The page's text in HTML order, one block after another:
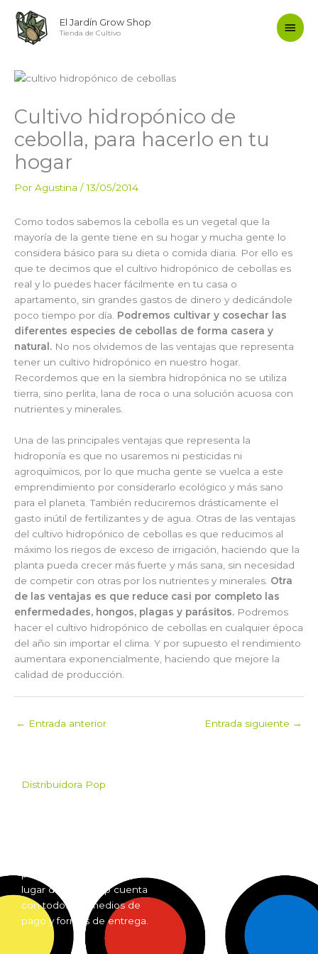
contenido
El Jardín Grow Shop
Tienda de Cultivo
Cultivo hidropónico de
cebolla, para hacerlo en tu
hogar
Por Agustina /13/05/2014
Como todos sabemos la cebolla es un vegetal que la
mayoría de la gente tiene en su hogar y mucha gente lo
considera básico para su dieta o comida diaria. Por ello es
que te decimos que el cultivo hidropónico de cebollas es
real y lo puedes hacer fácilmente en tu casa o
apartamento, sin grandes gastos de dinero y dedicándole
poco tiempo por día. Podremos cultivar y cosechar las
diferentes especies de cebollas de forma casera y
natural. No nos olvidemos de las ventajas que representa
tener un cultivo hidropónico en nuestro hogar.
Recordemos que en la siembra hidropónica no se utiliza
tierra, sino perlita, lana de roca o una solución acuosa con
nutrientes y minerales.
Una de las principales ventajas que representa la
hidroponía es que no usaremos ni pesticidas ni
agroquímicos, por lo que mucha gente se vuelca a este
emprendimiento por considerarlo ecológico y más sano
para el planeta. También reduciremos drásticamente el
gasto inútil de fertilizantes y de agua. Otras de las ventajas
del cultivo hidropónico de cebollas es que reducimos al
máximo los riegos de exceso de irrigación, haciendo que la
planta pueda crecer más fuerte y más sana, sin necesidad
de competir con otras por los nutrientes y minerales. Otra
de las ventajas es que reduce casi por completo las
enfermedades, hongos, plagas y parásitos. Podremos
hacer el cultivo hidropónico de cebollas en cualquier época
del año sin importar el clima. Y por supuesto el rendimiento
aumentara exponencialmente, haciendo que mejore la
calidad de producción.
← Entrada anterior Entrada siguiente →
Distribuidora Pop
por mayor desde cualquier
lugar del país. Pop cuenta
con todos los medios de
pago y formas de entrega.